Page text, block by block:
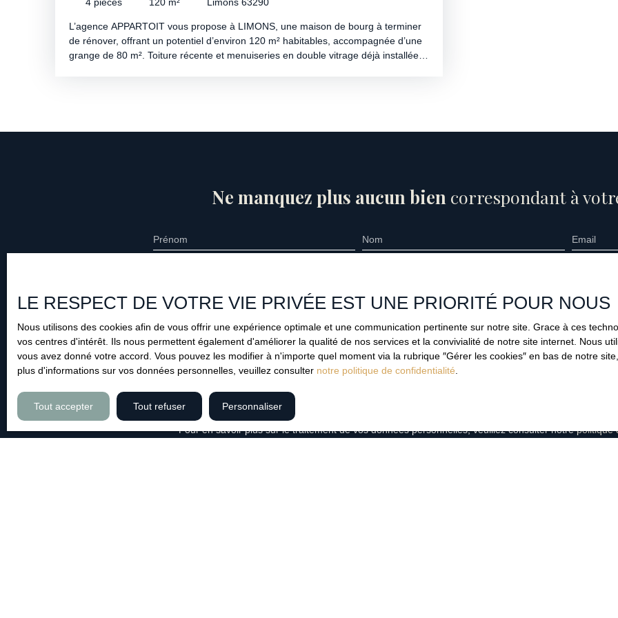
L’agence APPARTOIT vous propose à LIMONS, une maison de bourg à terminer
de rénover, offrant un potentiel d’environ 120 m² habitables, accompagnée d’une
grange de 80 m². Toiture récente et menuiseries en double vitrage déjà installées.
Ne manquez plus aucun bien correspondant à
Prénom Nom Email
Pièces min
J'accepte le traitement de mes données personnelles conformément au RGPD. Si vous ne
commerciale par voie téléphonique, vous pouvez vous inscrire gratuitement sur la liste d'opposition
par l'article L223-1 du code de la consommation, sur le site Internet www.bloctel.gouv.fr ou par
Société Worldline, Service Bloctel, CS 61311, 41013 BLOIS CEDEX.
Pour en savoir plus sur le traitement de vos données personnelles, veuillez consulter notrepolitique
LE RESPECT DE VOTRE VIE PRIVÉE EST UNE PRIORITÉ POUR NOUS
Nous utilisons des cookies afin de vous offrir une expérience optimale et une communication pertinente sur notre site. Grace à ces
vos centres d'intérêt. Ils nous permettent également d'améliorer la qualité de nos services et la convivialité de notre site internet. Nous
vous avez donné votre accord. Vous pouvez les modifier à n'importe quel moment via la rubrique ″Gérer les cookies″ en bas de notre
plus d'informations sur vos données personnelles, veuillez consulter notre politique de confidentialité
Tout accepter Tout refuser Personnaliser